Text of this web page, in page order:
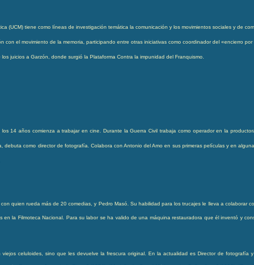
(UCM) tiene como líneas de investigación temática la comunicación y los movimientos sociales y de
con el movimiento de la memoria, participando entre otras iniciativas como coordinador del «encierro
juicios a Garzón, donde surgió la Plataforma Contra la impunidad del Franquismo.
14 años comienza a trabajar en cine. Durante la Guerra Civil trabaja como operador en la
debuta como director de fotografía. Colabora con Antonio del Amo en sus primeras películas y en
quien rueda más de 20 comedias, y Pedro Masó. Su habilidad para los trucajes le lleva a colaborar
la Filmoteca Nacional. Para su labor se ha valido de una máquina restauradora que él inventó y
celuloides, sino que les devuelve la frescura original. En la actualidad es Director de fotografía